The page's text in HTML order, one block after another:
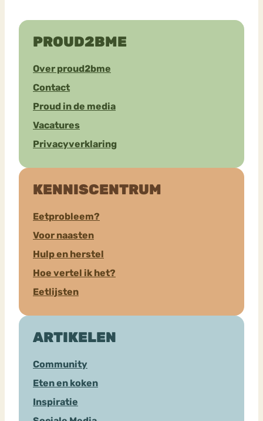
PROUD2BME
Over proud2bme
Contact
Proud in de media
Vacatures
Privacyverklaring
KENNISCENTRUM
Eetprobleem?
Voor naasten
Hulp en herstel
Hoe vertel ik het?
Eetlijsten
ARTIKELEN
Community
Eten en koken
Inspiratie